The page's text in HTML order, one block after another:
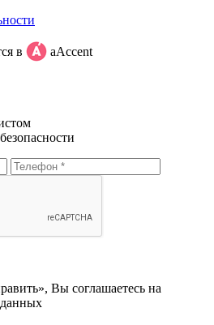
в
aAccent
Вы соглашаетесь на